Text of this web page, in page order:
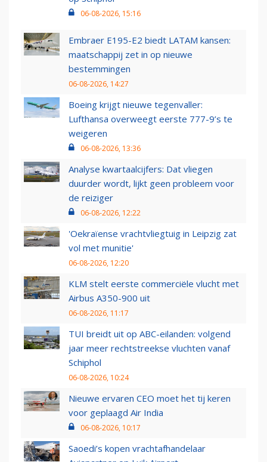
06-08-2026, 15:16
Embraer E195-E2 biedt LATAM kansen:
maatschappij zet in op nieuwe
bestemmingen
06-08-2026, 14:27
Boeing krijgt nieuwe tegenvaller:
Lufthansa overweegt eerste 777-9’s te
weigeren
06-08-2026, 13:36
Analyse kwartaalcijfers: Dat vliegen
duurder wordt, lijkt geen probleem voor
de reiziger
06-08-2026, 12:22
'Oekraïense vrachtvliegtuig in Leipzig zat
vol met munitie'
06-08-2026, 12:20
KLM stelt eerste commerciële vlucht met
Airbus A350-900 uit
06-08-2026, 11:17
TUI breidt uit op ABC-eilanden: volgend
jaar meer rechtstreekse vluchten vanaf
Schiphol
06-08-2026, 10:24
Nieuwe ervaren CEO moet het tij keren
voor geplaagd Air India
06-08-2026, 10:17
Saoedi’s kopen vrachtafhandelaar